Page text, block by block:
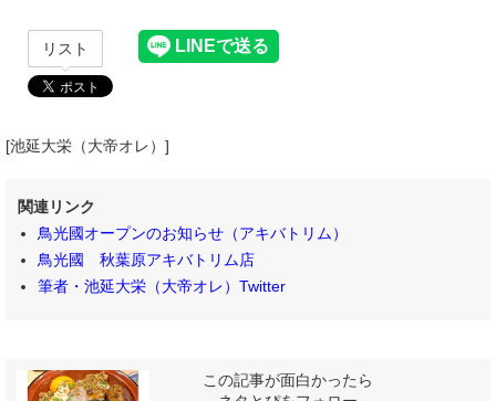
リスト
[池延大栄（大帝オレ）]
関連リンク
鳥光國オープンのお知らせ（アキバトリム）
鳥光國 秋葉原アキバトリム店
筆者・池延大栄（大帝オレ）Twitter
この記事が面白かったら